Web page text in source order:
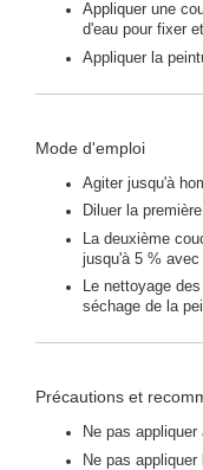
Appliquer une
d'eau pour fixer
Appliquer la
Mode d'emploi
Agiter jusqu'à
Diluer la
La deuxième
jusqu'à 5 % avec
Le nettoyage
séchage de la
Précautions et
Ne pas
Ne pas